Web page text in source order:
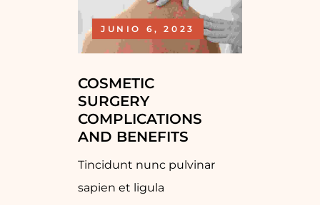
JUNIO 6, 2023
COSMETIC
SURGERY
COMPLICATIONS
AND BENEFITS
Tincidunt nunc pulvinar
sapien et ligula